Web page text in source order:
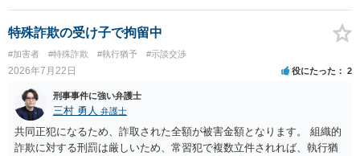
めします。
特殊詐欺の受け子で拘留中
#加害者 #特殊詐欺 #執行猶予 #示談交渉
2026年7月22日 役にたった 2
刑事事件に強い弁護士
三村 勇人 弁護士
共同正犯になるため、詐取された全額が被害金額となります。 組織的
詐欺に対する刑罰は厳しいため、常習犯で複数立件されれば、執行猶